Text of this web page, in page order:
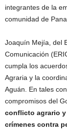
integrantes de la
comunidad de
Joaquín Mejía, del
Comunicación
cumpla los
Agraria y la
Aguán. En tales
compromisos del
conflicto agrario
crímenes contra